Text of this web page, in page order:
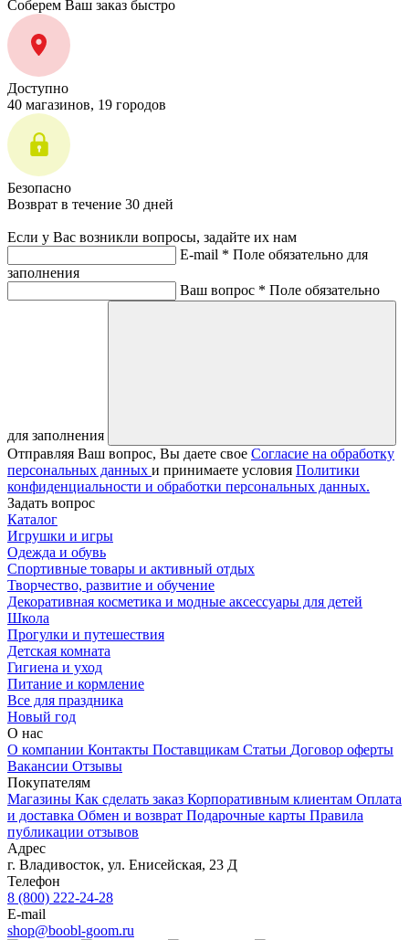
Соберем Ваш заказ быстро
Доступно
40 магазинов, 19 городов
Безопасно
Возврат в течение 30 дней
Если у Вас возникли вопросы, задайте их нам
E-mail * Поле обязательно для
заполнения
Ваш вопрос * Поле обязательно
для заполнения
Отправляя Ваш вопрос, Вы даете свое Согласие на обработку
персональных данных и принимаете условия Политики
конфиденциальности и обработки персональных данных.
Задать вопрос
Каталог
Игрушки и игры
Одежда и обувь
Спортивные товары и активный отдых
Творчество, развитие и обучение
Декоративная косметика и модные аксессуары для детей
Школа
Прогулки и путешествия
Детская комната
Гигиена и уход
Питание и кормление
Все для праздника
Новый год
О нас
О компании Контакты Поставщикам Статьи Договор оферты
Вакансии Отзывы
Покупателям
Магазины Как сделать заказ Корпоративным клиентам Оплата
и доставка Обмен и возврат Подарочные карты Правила
публикации отзывов
Адрес
г. Владивосток, ул. Енисейская, 23 Д
Телефон
8 (800) 222-24-28
E-mail
shop@boobl-goom.ru